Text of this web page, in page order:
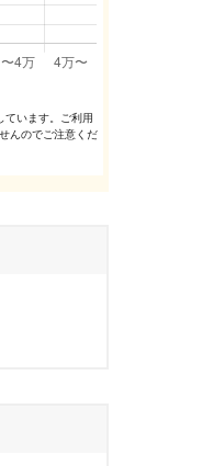
ています。ご利⽤
んのでご注意くだ